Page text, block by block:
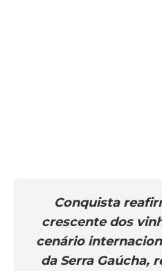
Conquista
crescente dos
cenário
da Serra Gaúcha,